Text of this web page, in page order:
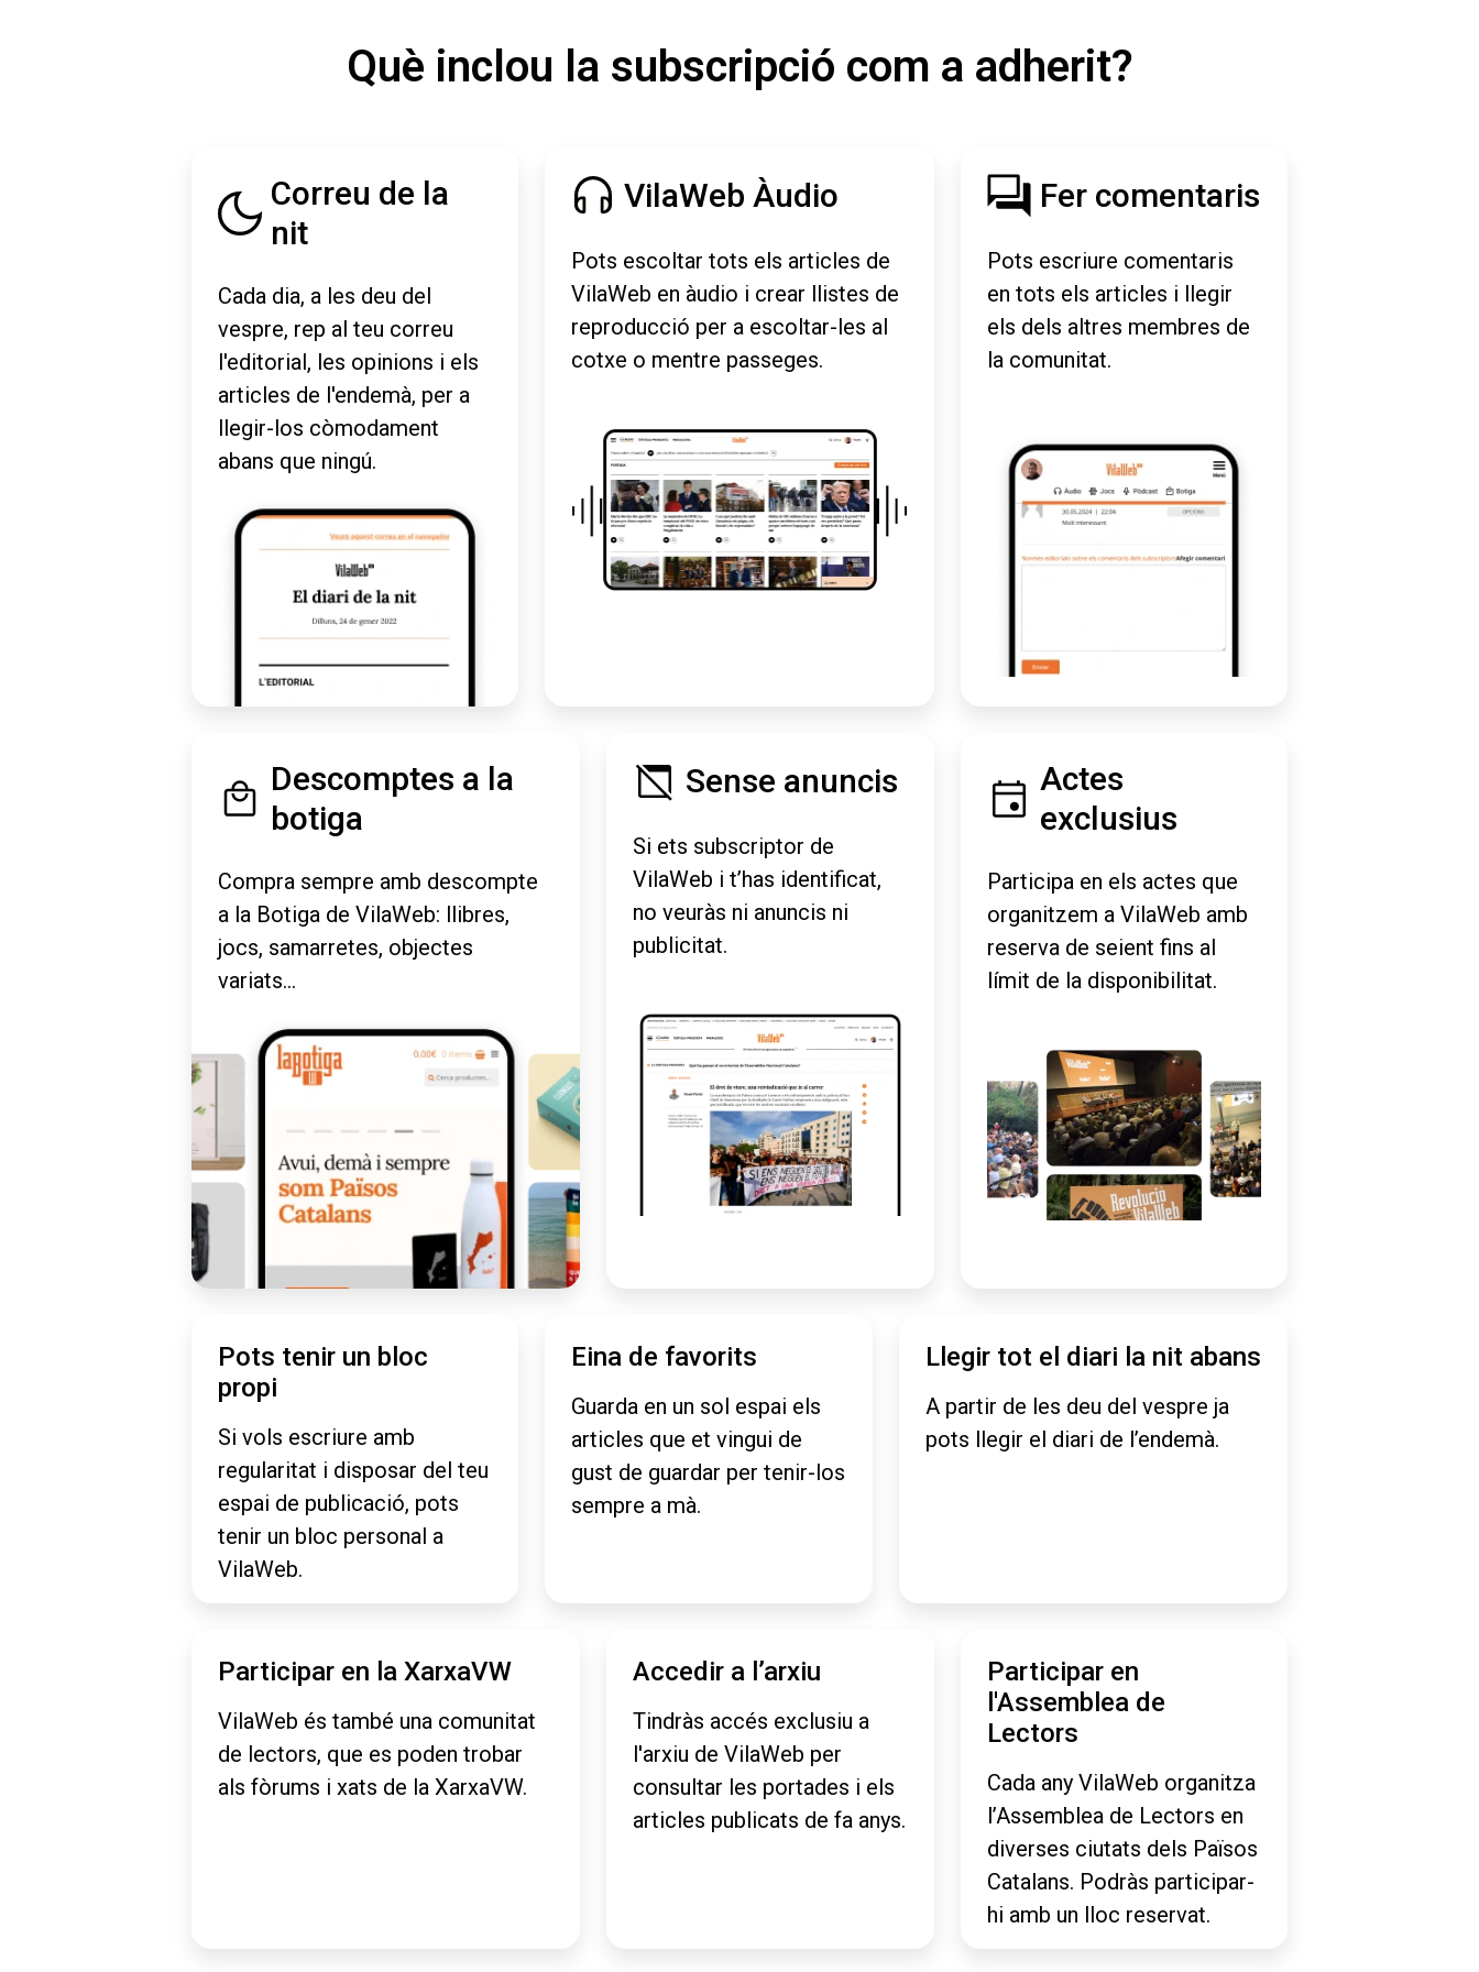
Què inclou la subscripció com a adherit?
Correu de la
nit
Cada dia, a les deu del
vespre, rep al teu correu
l'editorial, les opinions i els
articles de l'endemà, per a
llegir-los còmodament
abans que ningú.
VilaWeb Àudio
Pots escoltar tots els articles de
VilaWeb en àudio i crear llistes de
reproducció per a escoltar-les al
cotxe o mentre passeges.
Fer comentaris
Pots escriure comentaris
en tots els articles i llegir
els dels altres membres de
la comunitat.
Descomptes a la
botiga
Compra sempre amb descompte
a la Botiga de VilaWeb: llibres,
jocs, samarretes, objectes
variats...
Sense anuncis
Si ets subscriptor de
VilaWeb i t’has identificat,
no veuràs ni anuncis ni
publicitat.
Actes
exclusius
Participa en els actes que
organitzem a VilaWeb amb
reserva de seient fins al
límit de la disponibilitat.
Pots tenir un bloc
propi
Si vols escriure amb
regularitat i disposar del teu
espai de publicació, pots
tenir un bloc personal a
VilaWeb.
Eina de favorits
Guarda en un sol espai els
articles que et vingui de
gust de guardar per tenir-los
sempre a mà.
Llegir tot el diari la nit abans
A partir de les deu del vespre ja
pots llegir el diari de l’endemà.
Participar en la XarxaVW
VilaWeb és també una comunitat
de lectors, que es poden trobar
als fòrums i xats de la XarxaVW.
Accedir a l’arxiu
Tindràs accés exclusiu a
l'arxiu de VilaWeb per
consultar les portades i els
articles publicats de fa anys.
Participar en
l'Assemblea de
Lectors
Cada any VilaWeb organitza
l’Assemblea de Lectors en
diverses ciutats dels Països
Catalans. Podràs participar-
hi amb un lloc reservat.